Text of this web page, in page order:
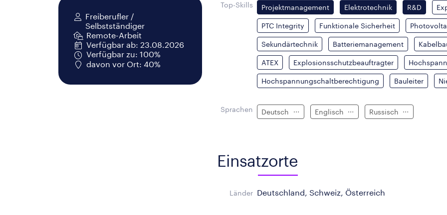
Freiberufler /
Selbstständiger
Remote-Arbeit
Verfügbar ab: 23.08.2026
Verfügbar zu: 100%
davon vor Ort: 40%
Top-Skills Projektmanagement Elektrotechnik R&D
PTC Integrity Funktionale Sicherheit
Sekundärtechnik Batteriemanagement
ATEX Explosionsschutzbeauftragter
Hochspannungschaltberechtigung Bauleiter
Sprachen Deutsch Englisch Russisch
Einsatzorte
Länder Deutschland, Schweiz, Österreich